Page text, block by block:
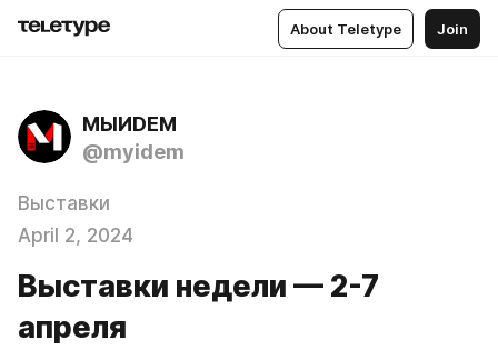
About Teletype Join
МЫИDЕМ
@myidem
Выставки
April 2, 2024
Выставки недели — 2-7
апреля